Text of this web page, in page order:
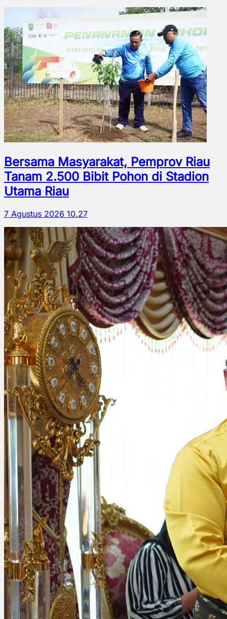
Bersama Masyarakat, Pemprov Riau
Tanam 2.500 Bibit Pohon di Stadion
Utama Riau
7 Agustus 2026 10.27